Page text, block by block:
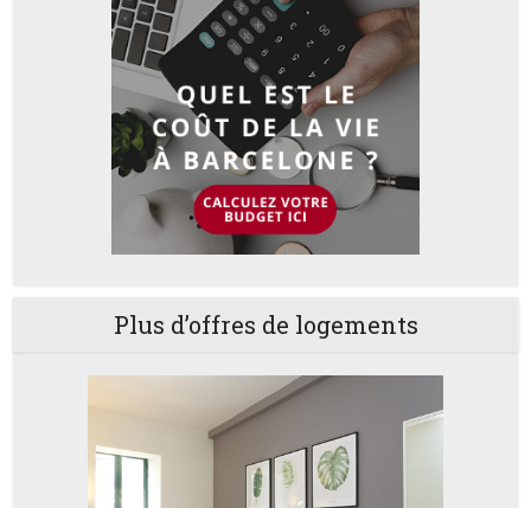
Plus d’offres de logements